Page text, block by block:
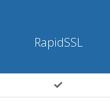
RapidSSL